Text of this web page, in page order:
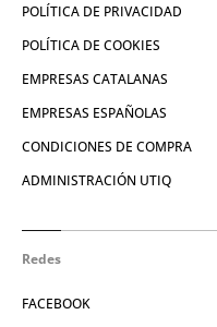
POLÍTICA DE PRIVACIDAD
POLÍTICA DE COOKIES
EMPRESAS CATALANAS
EMPRESAS ESPAÑOLAS
CONDICIONES DE COMPRA
ADMINISTRACIÓN UTIQ
Redes
FACEBOOK